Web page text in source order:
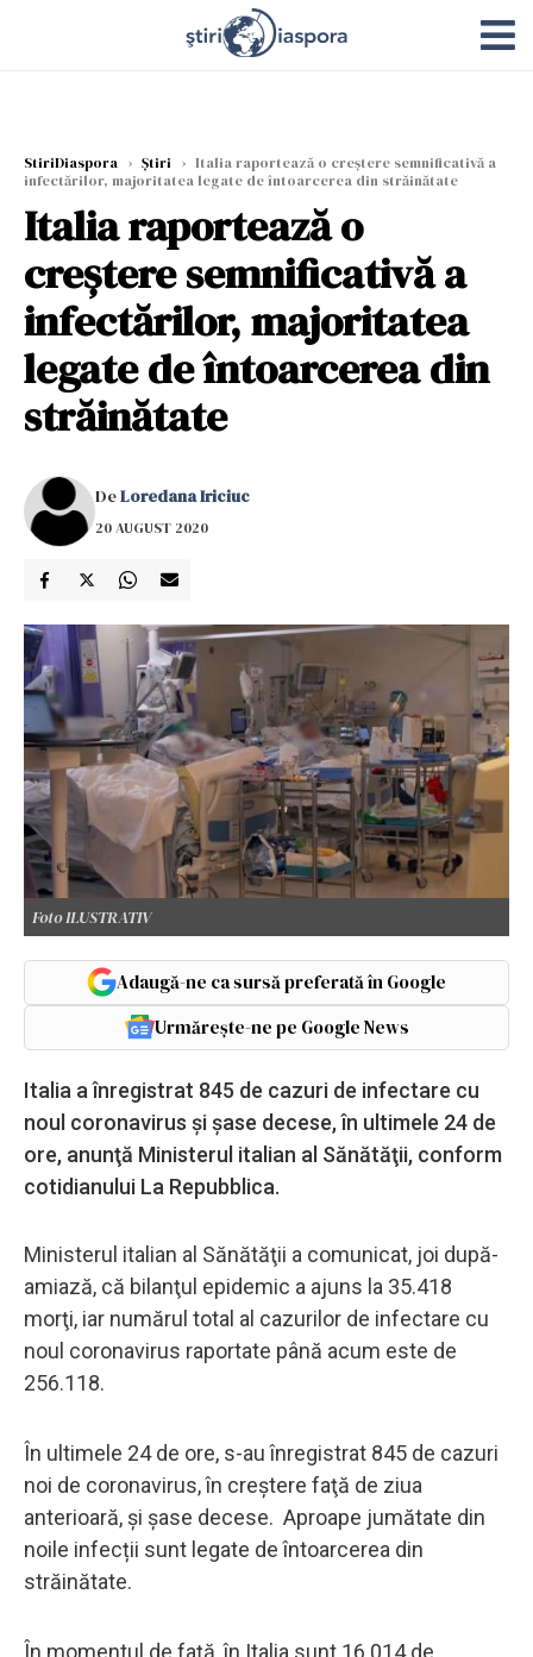
StiriDiaspora › Știri › Italia raportează o creștere semnificativă a
infectărilor, majoritatea legate de întoarcerea din străinătate
Italia raportează o
creștere semnificativă a
infectărilor, majoritatea
legate de întoarcerea din
străinătate
DeLoredana Iriciuc
20 AUGUST 2020
Foto ILUSTRATIV
Adaugă-ne ca sursă preferată în Google
Urmărește-ne pe Google News
Italia a înregistrat 845 de cazuri de infectare cu
noul coronavirus şi şase decese, în ultimele 24 de
ore, anunţă Ministerul italian al Sănătăţii, conform
cotidianului La Repubblica.
Ministerul italian al Sănătăţii a comunicat, joi după-
amiază, că bilanţul epidemic a ajuns la 35.418
morţi, iar numărul total al cazurilor de infectare cu
noul coronavirus raportate până acum este de
256.118.
În ultimele 24 de ore, s-au înregistrat 845 de cazuri
noi de coronavirus, în creştere faţă de ziua
anterioară, şi şase decese. Aproape jumătate din
noile infecții sunt legate de întoarcerea din
străinătate.
În momentul de faţă, în Italia sunt 16.014 de